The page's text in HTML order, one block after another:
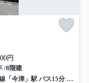
円
/8階建
」駅 バス15分 阪神バス「鞍掛町」 停歩3分